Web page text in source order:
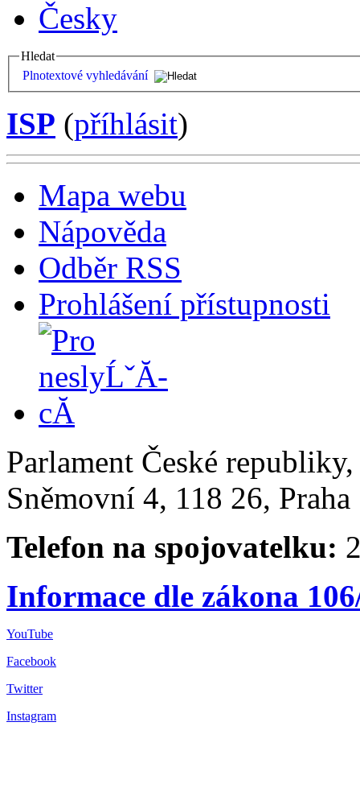
Česky
Hledat
Plnotextové vyhledávání
ISP (příhlásit)
Mapa webu
Nápověda
Odběr RSS
Prohlášení přístupnosti
Parlament České
Sněmovní 4, 118 26,
Telefon na spojovatelku:
Informace dle zákona
YouTube
Facebook
Twitter
Instagram